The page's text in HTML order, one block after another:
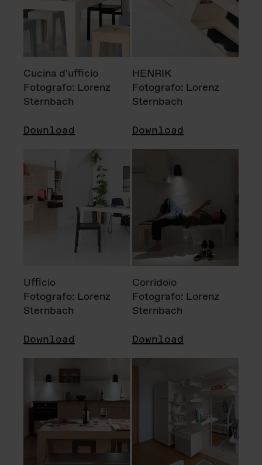
Cucina d'ufficio
Fotografo: Lorenz
Sternbach
Download
HENRIK
Fotografo: Lorenz
Sternbach
Download
Ufficio
Fotografo: Lorenz
Sternbach
Download
Corridoio
Fotografo: Lorenz
Sternbach
Download